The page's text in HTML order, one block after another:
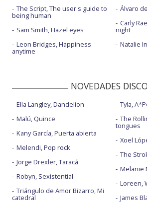
The Script, The user's guide to
being human
Sam Smith, Hazel eyes
Leon Bridges, Happiness
anytime
Álvaro
Carly
night
Natalie
NOVEDADES
Ella Langley, Dandelion
Malú, Quince
Kany García, Puerta abierta
Melendi, Pop rock
Jorge Drexler, Taracá
Robyn, Sexistential
Triángulo de Amor Bizarro, Mi
catedral
Tyla,
The
tongues
Xoel
The
Melanie
Loreen,
James